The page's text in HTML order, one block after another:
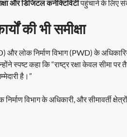
और डिजिटल कनेक्टिविटीपहुंचाने के लिए
की भी समीक्षा
और लोक निर्माण विभाग (PWD) के
स्पष्ट कहा कि “राष्ट्र रक्षा केवल सीमा पर
है।”
विभाग के अधिकारी, और सीमावर्ती